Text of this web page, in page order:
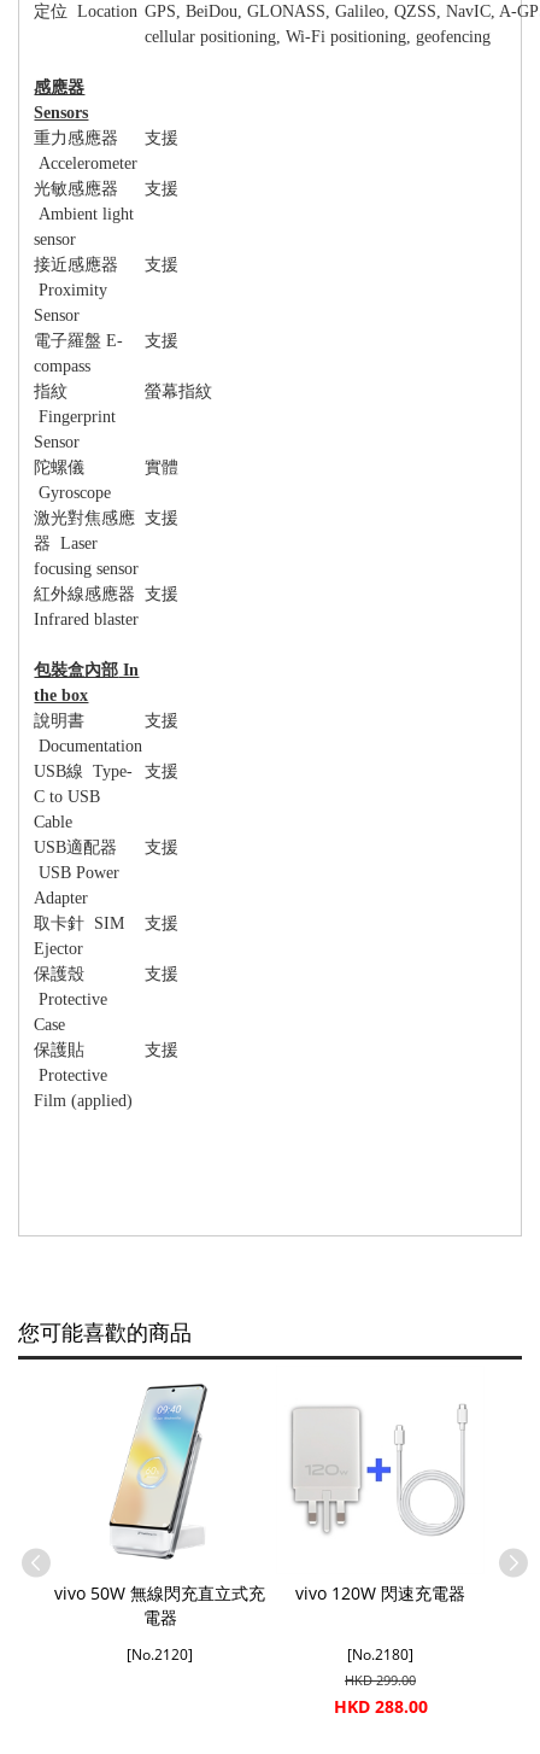
定位 Location GPS, BeiDou, GLONASS, Galileo, QZSS, NavIC, A-
cellular positioning, Wi-Fi positioning, geofencing
感應器
Sensors
重力感應器
Accelerometer
支援
光敏感應器
Ambient light
sensor
支援
接近感應器
Proximity
Sensor
支援
電子羅盤 E-
compass
支援
指紋
Fingerprint
Sensor
螢幕指紋
陀螺儀
Gyroscope
實體
激光對焦感應
器 Laser
focusing sensor
支援
紅外線感應器
Infrared blaster
支援
包裝盒內部 In
the box
說明書
Documentation
支援
USB線 Type-
C to USB
Cable
支援
USB適配器
USB Power
Adapter
支援
取卡針 SIM
Ejector
支援
保護殼
Protective
Case
支援
保護貼
Protective
Film (applied)
支援
您可能喜歡的商品
vivo 50W 無線閃充直立式充
電器
[No.2120]
vivo 120W 閃速充電器
[No.2180]
HKD 299.00
HKD 288.00